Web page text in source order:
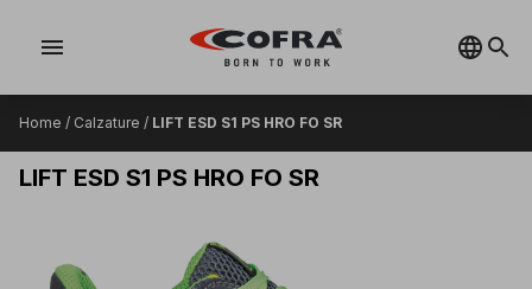
menu
Home / Calzature / LIFT ESD S1 PS HRO FO SR
LIFT ESD S1 PS HRO FO SR